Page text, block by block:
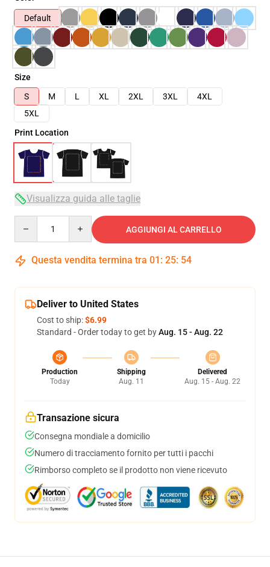
Default
Size
S
M L XL 2XL 3XL
4XL
5XL
Print Location
Visualizza guida alle taglie
AGGIUNGI AL CARRELLO
Questa vendita termina tra 01 : 25: 54
Deliver to United States
Cost to ship:$6.99
Standard - Order today to get byAug. 15 - Aug. 22
Production
Today
Shipping
Aug. 11
Delivered
Aug. 15 - Aug. 22
Transazione sicura
Consegna mondiale a domicilio
Numero di tracciamento fornito per tutti i pacchi
Rimborso completo se il prodotto non viene ricevuto